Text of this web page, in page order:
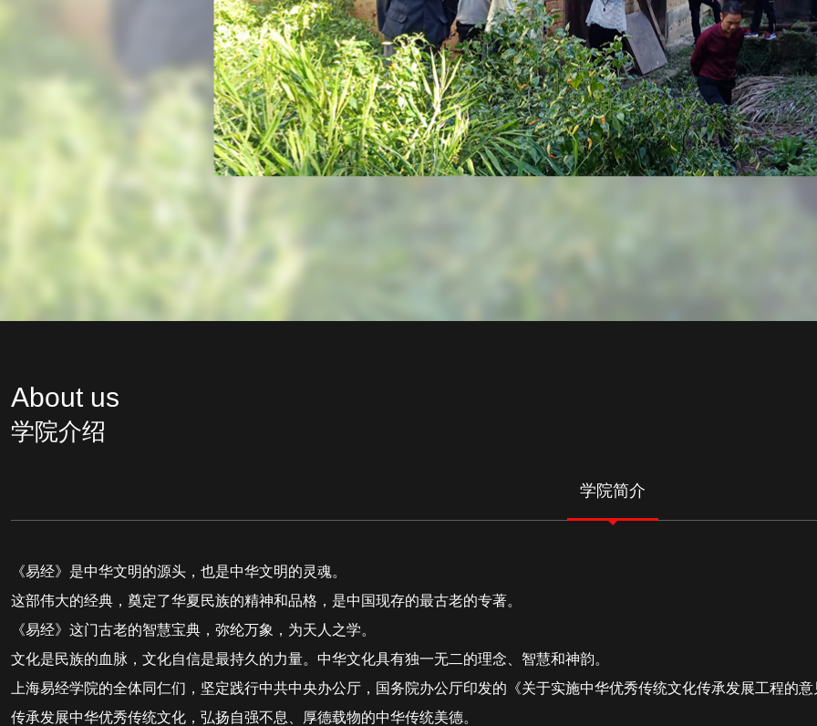
About us
学院介绍
学院简介
《易经》是中华文明的源头，也是中华文明的灵魂。
这部伟大的经典，奠定了华夏民族的精神和品格，是中国现存的最古老的专著。
《易经》这门古老的智慧宝典，弥纶万象，为天人之学。
文化是民族的血脉，文化自信是最持久的力量。中华文化具有独一无二的理念、智慧和神韵。
上海易经学院的全体同仁们，坚定践行中共中央办公厅，国务院办公厅印发的《关于实施中华优秀传统文化传承发展工程的意
传承发展中华优秀传统文化，弘扬自强不息、厚德载物的中华传统美德。